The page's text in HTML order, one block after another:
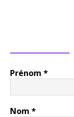
Prénom *
Nom *